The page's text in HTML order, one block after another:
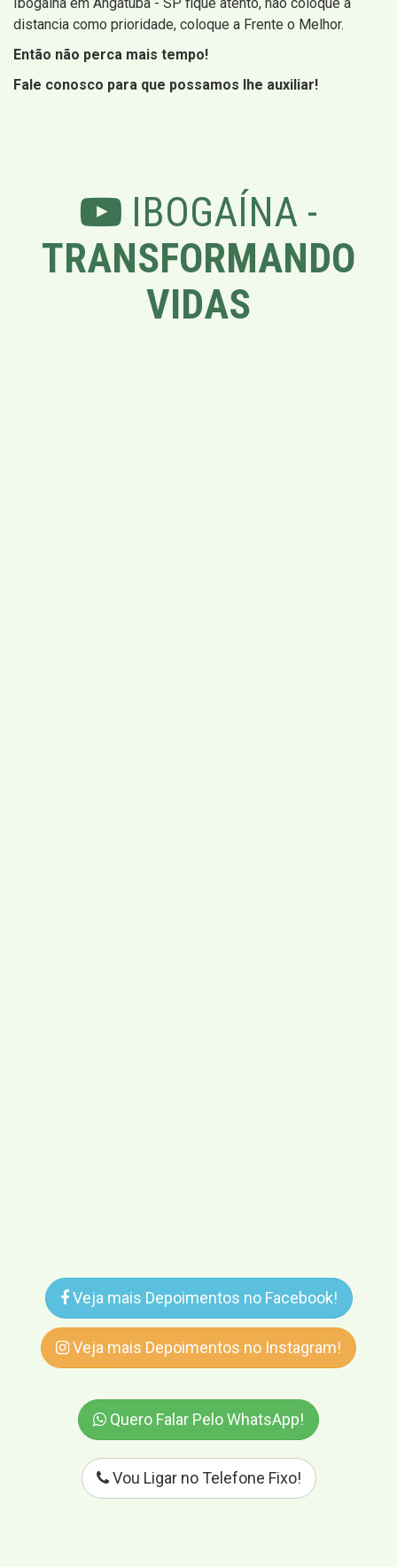
Ibogaína em Angatuba - SP fique atento, não coloque a
distancia como prioridade, coloque a Frente o Melhor.
Então não perca mais tempo!
Fale conosco para que possamos lhe auxiliar!
IBOGAÍNA -
TRANSFORMANDO
VIDAS
Veja mais Depoimentos no Facebook!
Veja mais Depoimentos no Instagram!
Quero Falar Pelo WhatsApp!
Vou Ligar no Telefone Fixo!